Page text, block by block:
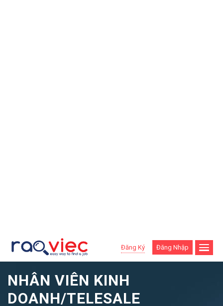
Đăng Ký Đăng Nhập
NHÂN VIÊN KINH
DOANH/TELESALE